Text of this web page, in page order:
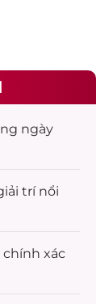
ngày
trínổi
chính xác